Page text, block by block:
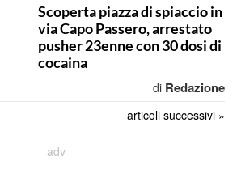
Scoperta piazza di spiaccio in
via Capo Passero, arrestato
pusher 23enne con 30 dosi di
cocaina
di Redazione
articoli successivi »